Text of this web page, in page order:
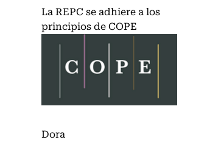
La REPC se adhiere a los
principios de COPE
Dora